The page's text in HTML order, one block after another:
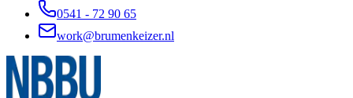
0541 - 72 90 65
work@brumenkeizer.nl